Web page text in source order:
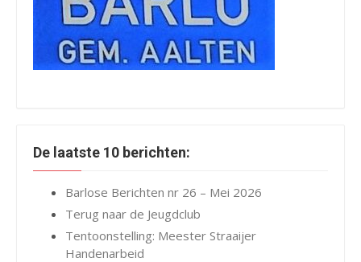
De laatste 10 berichten:
Barlose Berichten nr 26 – Mei 2026
Terug naar de Jeugdclub
Tentoonstelling: Meester Straaijer
Handenarbeid